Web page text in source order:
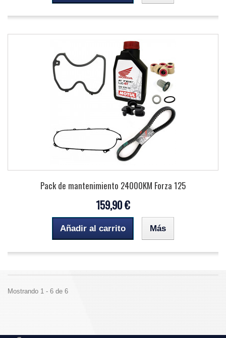
Pack de mantenimiento 24000KM Forza 125
159,90 €
Añadir al carrito Más
Mostrando 1 - 6 de 6